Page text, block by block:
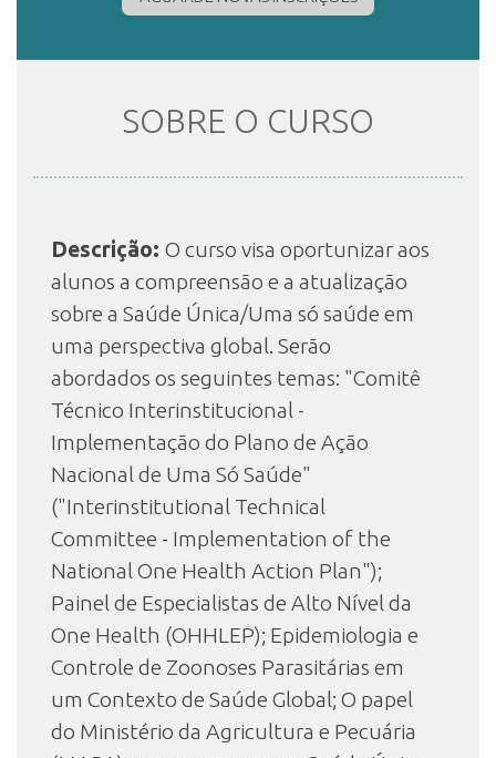
DOCENTES
CONTATO
SOBRE O CURSO
Descrição: O curso visa oportunizar aos
alunos a compreensão e a atualização
sobre a Saúde Única/Uma só saúde em
uma perspectiva global. Serão
abordados os seguintes temas: "Comitê
Técnico Interinstitucional -
Implementação do Plano de Ação
Nacional de Uma Só Saúde"
("Interinstitutional Technical
Committee - Implementation of the
National One Health Action Plan");
Painel de Especialistas de Alto Nível da
One Health (OHHLEP); Epidemiologia e
Controle de Zoonoses Parasitárias em
um Contexto de Saúde Global; O papel
do Ministério da Agricultura e Pecuária